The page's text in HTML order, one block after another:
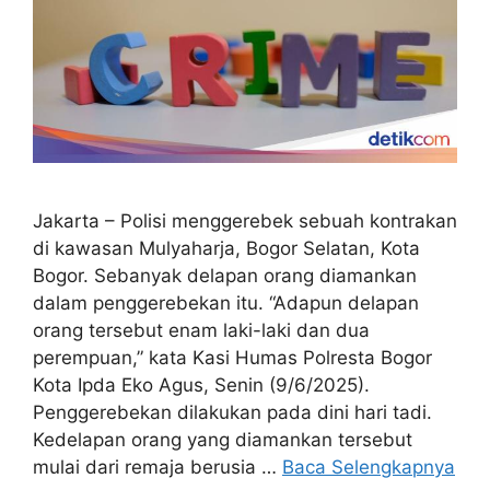
Jakarta – Polisi menggerebek sebuah kontrakan
di kawasan Mulyaharja, Bogor Selatan, Kota
Bogor. Sebanyak delapan orang diamankan
dalam penggerebekan itu. “Adapun delapan
orang tersebut enam laki-laki dan dua
perempuan,” kata Kasi Humas Polresta Bogor
Kota Ipda Eko Agus, Senin (9/6/2025).
Penggerebekan dilakukan pada dini hari tadi.
Kedelapan orang yang diamankan tersebut
mulai dari remaja berusia … Baca Selengkapnya